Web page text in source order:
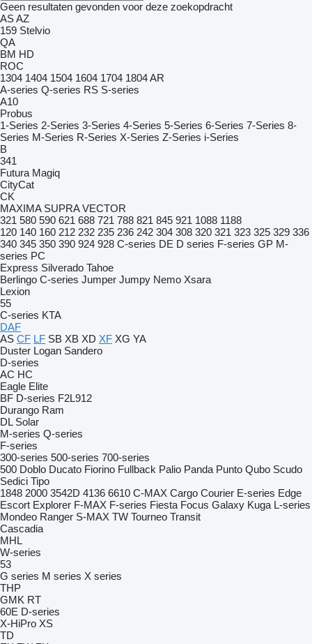
Geen resultaten gevonden voor deze zoekopdracht
ASAZ
159 Stelvio
QA
BM HD
ROC
1304 1404 1504 1604 1704 1804AR
A-series Q-series RS S-series
A10
Probus
1-Series 2-Series 3-Series 4-Series 5-Series 6-Series 7-Series 8-
Series M-Series R-Series X-Series Z-Series i-Series
B
341
Futura Magiq
CityCat
CK
MAXIMA SUPRA VECTOR
321 580 590 621 688 721 788 821 845 921 1088 1188
120 140 160 212 232 235 236 242 304 308 320 321 323 325 329 336
340 345 350 390 924 928 C-series DE D series F-series GP M-
series PC
Express Silverado Tahoe
Berlingo C-series Jumper Jumpy Nemo Xsara
Lexion
55
C-series KTA
DAF
AS CF LF SB XB XD XF XG YA
Duster Logan Sandero
D-series
AC HC
Eagle Elite
BF D-series F2L912
Durango Ram
DL Solar
M-series Q-series
F-series
300-series 500-series 700-series
500 Doblo Ducato Fiorino Fullback Palio Panda Punto Qubo Scudo
Sedici Tipo
1848 2000 3542D 4136 6610 C-MAX Cargo Courier E-series Edge
Escort Explorer F-MAX F-series Fiesta Focus Galaxy Kuga L-series
Mondeo Ranger S-MAX TW Tourneo Transit
Cascadia
MHL
W-series
53
G series M series X series
THP
GMK RT
60E D-series
X-HiPro XS
TD